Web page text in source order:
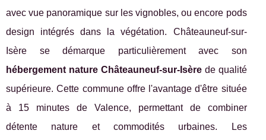
avec vue panoramique sur les vignobles, ou encore pods
design intégrés dans la végétation. Châteauneuf-sur-
Isère se démarque particulièrement avec son
hébergement nature Châteauneuf-sur-Isèrede qualité
supérieure. Cette commune offre l'avantage d'être située
à 15 minutes de Valence, permettant de combiner
détente nature et commodités urbaines. Les